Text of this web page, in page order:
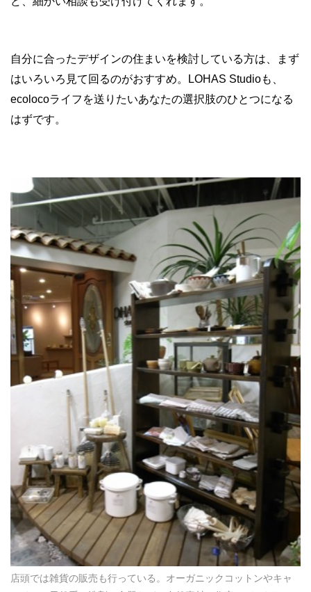
自分に合ったデザインの住まいを検討している方は、まず
はいろいろ見て回るのがおすすめ。LOHAS Studioも、
ecolocoライフを送りたいあなたの選択肢のひとつになる
はずです。
店頭では雑貨の販売も行っている。オーガニックコットンやキャ